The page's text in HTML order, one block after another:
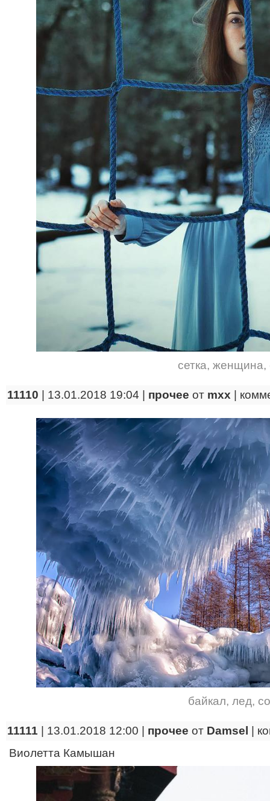
сетка, женщина,
11110 | 13.01.2018 19:04 | прочее от mxx
байкал, лед,
11111 | 13.01.2018 12:00 | прочее от Damsel
Виолетта Камышан